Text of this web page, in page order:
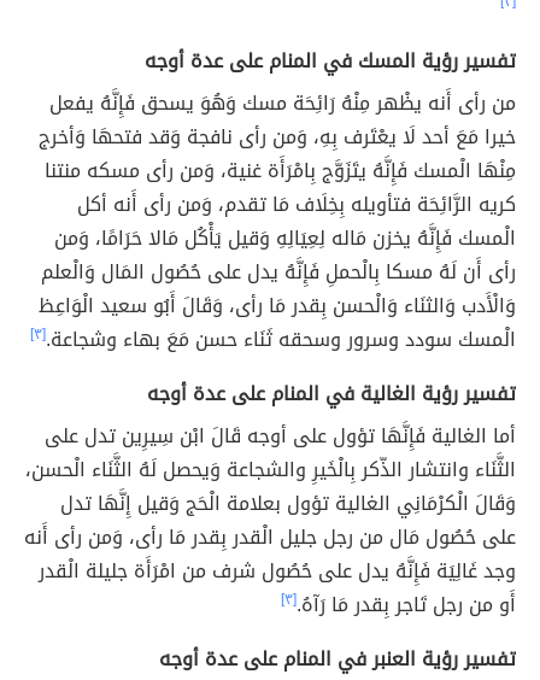
تفسير رؤية المسك في المنام على عدة أوجه
من رأى أَنه يظْهر مِنْهُ رَائِحَة مسك وَهُوَ يسحق فَإِنَّهُ يفعل
خيرا مَعَ أحد لَا يعْتَرف بِهِ، وَمن رأى نافجة وَقد فتحهَا وَأخرج
مِنْهَا الْمسك فَإِنَّهُ يتَزَوَّج بِامْرَأَة غنية، وَمن رأى مسكه منتنا
كريه الرَّائِحَة فتأويله بِخِلَاف مَا تقدم، وَمن رأى أَنه أكل
الْمسك فَإِنَّهُ يخزن مَاله لِعِيَالِهِ وَقيل يَأْكُل مَالا حَرَامًا، وَمن
رأى أَن لَهُ مسكا بِالْحملِ فَإِنَّهُ يدل على حُصُول المَال وَالْعلم
وَالْأَدب وَالثنَاء وَالْحسن بِقدر مَا رأى، وَقَالَ أَبُو سعيد الْوَاعِظ
الْمسك سودد وسرور وسحقه ثَنَاء حسن مَعَ بهاء وشجاعة.[٣]
تفسير رؤية الغالية في المنام على عدة أوجه
أما الغالية فَإِنَّهَا تؤول على أوجه قَالَ ابْن سِيرِين تدل على
الثَّنَاء وانتشار الذّكر بِالْخَيرِ والشجاعة وَيحصل لَهُ الثَّنَاء الْحسن،
وَقَالَ الْكرْمَانِي الغالية تؤول بعلامة الْحَج وَقيل إِنَّهَا تدل
على حُصُول مَال من رجل جليل الْقدر بِقدر مَا رأى، وَمن رأى أَنه
وجد غَالِيَة فَإِنَّهُ يدل على حُصُول شرف من امْرَأَة جليلة الْقدر
أَو من رجل تَاجر بِقدر مَا رَآهُ.[٣]
تفسير رؤية العنبر في المنام على عدة أوجه